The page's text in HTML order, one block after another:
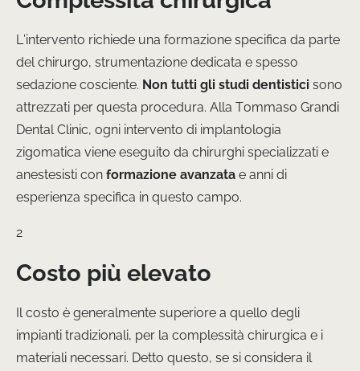
L’intervento richiede una formazione specifica da parte
del chirurgo, strumentazione dedicata e spesso
sedazione cosciente. Non tutti gli studi dentistici sono
attrezzati per questa procedura. Alla Tommaso Grandi
Dental Clinic, ogni intervento di implantologia
zigomatica viene eseguito da chirurghi specializzati e
anestesisti con formazione avanzata e anni di
esperienza specifica in questo campo.
2
Costo più elevato
Il costo è generalmente superiore a quello degli
impianti tradizionali, per la complessità chirurgica e i
materiali necessari. Detto questo, se si considera il